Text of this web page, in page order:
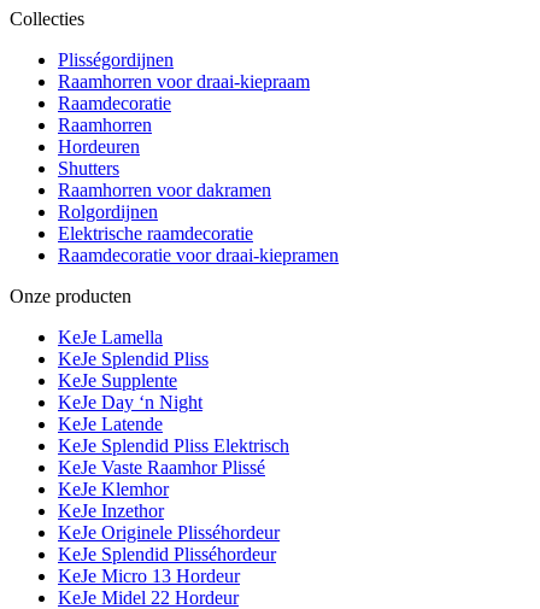
Collecties
Plisségordijnen
Raamhorren voor draai-kiepraam
Raamdecoratie
Raamhorren
Hordeuren
Shutters
Raamhorren voor dakramen
Rolgordijnen
Elektrische raamdecoratie
Raamdecoratie voor draai-kiepramen
Onze producten
KeJe Lamella
KeJe Splendid Pliss
KeJe Supplente
KeJe Day ‘n Night
KeJe Latende
KeJe Splendid Pliss Elektrisch
KeJe Vaste Raamhor Plissé
KeJe Klemhor
KeJe Inzethor
KeJe Originele Plisséhordeur
KeJe Splendid Plisséhordeur
KeJe Micro 13 Hordeur
KeJe Midel 22 Hordeur